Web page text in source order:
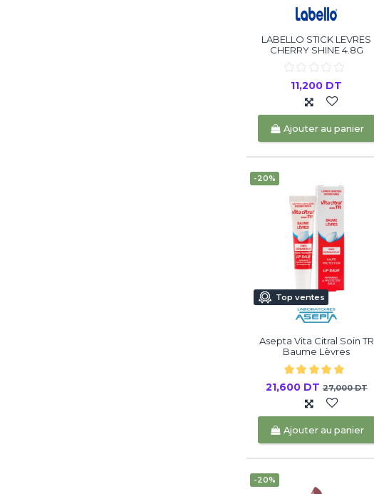
LABELLO STICK LEVRES
CHERRY SHINE 4.8G
11,200 DT
Ajouter au panier
Top ventes
-20%
Asepta Vita Citral Soin TR
Baume Lèvres
21,600 DT27,000 DT
Ajouter au panier
-20%